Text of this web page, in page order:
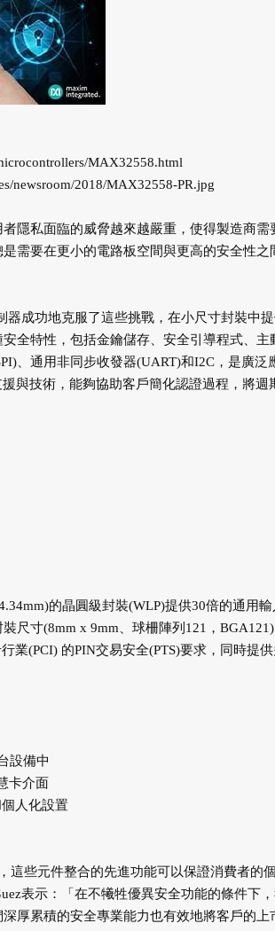
MAX32558.html
newsroom/2018/MAX32558-PR.jpg
隱私面臨的威脅越來越嚴重，使得製造商需
需要在更小的電路板空間與更高的安全性之
成功地克服了這些挑戰，在小尺寸封裝中
全特性，包括金鑰儲存、安全引導程式、主
、通用非同步收發器(UART)和I2C，是廣泛
與技術，能夠協助客戶簡化認證過程，將週
的晶圓級封裝(WLP)提供30倍的通用輸
尺寸(8mm x 9mm、球柵陣列121，BGA121)
業(PCI) 的PIN交易安全(PTS)要求，同時提
設備中
卡介面
人化設置
這些元件整合的先進功能可以保證消費者的
表示：「在不犧牲優異安全功能的條件下
厚累積的安全專業能力也有效地將客戶的上